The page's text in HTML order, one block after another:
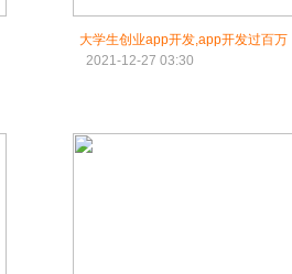
大学生创业app开发,app开发过百万
2021-12-27 03:30